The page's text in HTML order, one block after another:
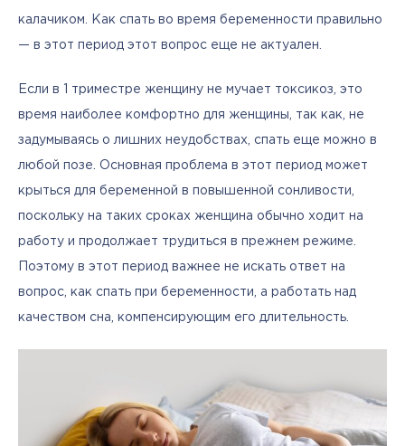
калачиком. Как спать во время беременности правильно
— в этот период этот вопрос еще не актуален.
Если в 1 триместре женщину не мучает токсикоз, это
время наиболее комфортно для женщины, так как, не
задумываясь о лишних неудобствах, спать еще можно в
любой позе. Основная проблема в этот период может
крыться для беременной в повышенной сонливости,
поскольку на таких сроках женщина обычно ходит на
работу и продолжает трудиться в прежнем режиме.
Поэтому в этот период важнее не искать ответ на
вопрос, как спать при беременности, а работать над
качеством сна, компенсирующим его длительность.